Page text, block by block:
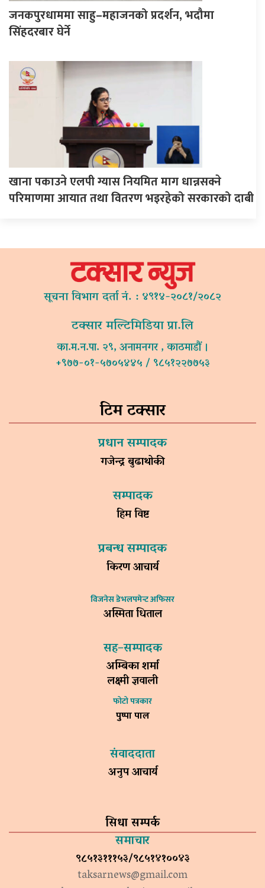
जनकपुरधाममा साहु–महाजनको प्रदर्शन, भदौमा
सिंहदरबार घेर्ने
खाना पकाउने एलपी ग्यास नियमित माग धान्नसक्ने
परिमाणमा आयात तथा वितरण भइरहेको सरकारको दाबी
सूचना विभाग दर्ता नं. : ४९१४-२०८१/२०८२
टक्सार मल्टिमिडिया प्रा.लि
का.म.न.पा. २९, अनामनगर , काठमाडौं ।
+९७७-०१-५७०५४४५ / ९८५१२२७७५३
टिम टक्सार
प्रधान सम्पादक
गजेन्द्र बुढाथोकी
सम्पादक
हिम विष्ट
प्रबन्ध सम्पादक
किरण आचार्य
विजनेस डेभलपमेन्ट अफिसर
अस्मिता धिताल
सह–सम्पादक
अम्बिका शर्मा
लक्ष्मी ज्ञवाली
फोटो पत्रकार
पुष्पा पाल
संवाददाता
अनुप आचार्य
सिधा सम्पर्क
समाचार
९८५१३१११५३/९८५१४१००४३
taksarnews@gmail.com